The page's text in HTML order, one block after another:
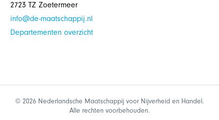
2723 TZ Zoetermeer
info@de-maatschappij.nl
Departementen overzicht
© 2026 Nederlandsche Maatschappij voor Nijverheid en Handel.
Alle rechten voorbehouden.